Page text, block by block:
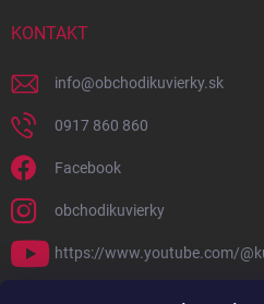
KONTAKT
info@obchodikuvierky.sk
0917 860 860
Facebook
obchodikuvierky
https://www.youtube.com/